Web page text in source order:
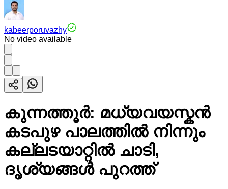
kabeerporuvazhy
No video available
കുന്നത്തൂർ: മധ്യവയസ്കൻ
കടപുഴ പാലത്തിൽ നിന്നും
കല്ലടയാറ്റിൽ ചാടി,
ദൃശ്യങ്ങൾ പുറത്ത്